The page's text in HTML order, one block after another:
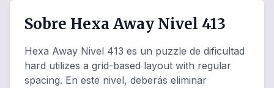
Sobre Hexa Away Nivel 413
Hexa Away Nivel 413 es un puzzle de dificultad
hard utilizes a grid-based layout with regular
spacing. En este nivel, deberás eliminar